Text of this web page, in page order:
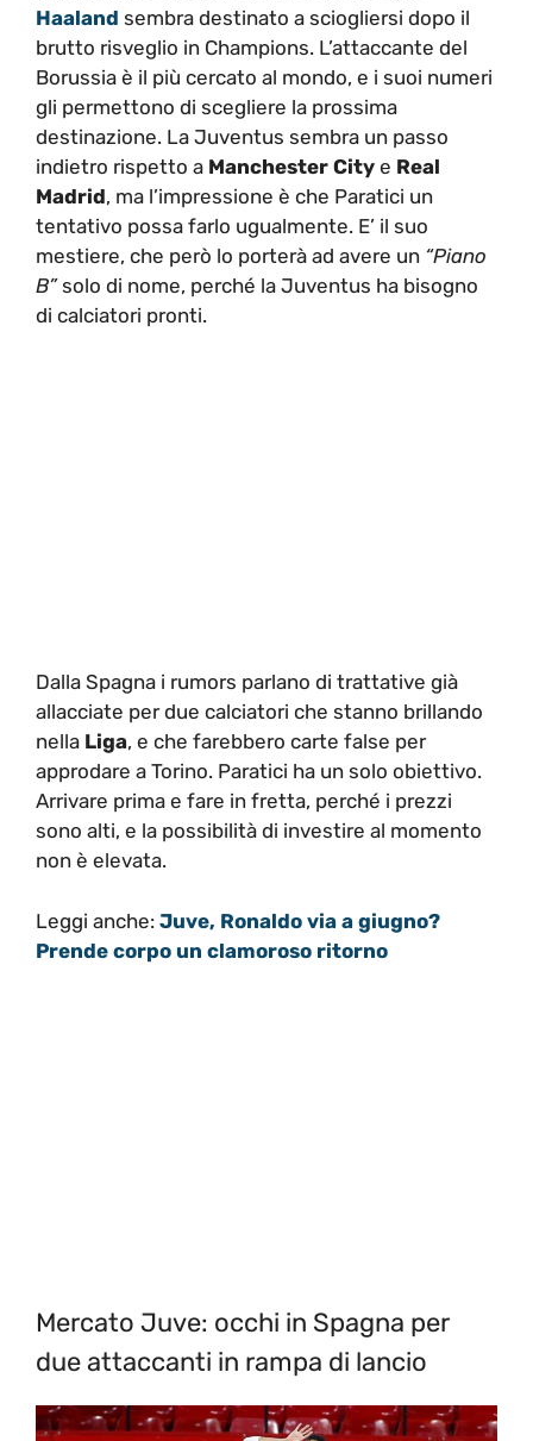
Haaland sembra destinato a sciogliersi dopo il
brutto risveglio in Champions. L’attaccante del
Borussia è il più cercato al mondo, e i suoi numeri
gli permettono di scegliere la prossima
destinazione. La Juventus sembra un passo
indietro rispetto a Manchester City e Real
Madrid, ma l’impressione è che Paratici un
tentativo possa farlo ugualmente. E’ il suo
mestiere, che però lo porterà ad avere un “Piano
B”solo di nome, perché la Juventus ha bisogno
di calciatori pronti.
Dalla Spagna i rumors parlano di trattative già
allacciate per due calciatori che stanno brillando
nella Liga, e che farebbero carte false per
approdare a Torino. Paratici ha un solo obiettivo.
Arrivare prima e fare in fretta, perché i prezzi
sono alti, e la possibilità di investire al momento
non è elevata.
Leggi anche: Juve, Ronaldo via a giugno?
Prende corpo un clamoroso ritorno
Mercato Juve: occhi in Spagna per
due attaccanti in rampa di lancio